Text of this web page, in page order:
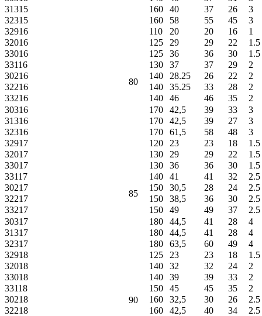
31315
160 40 37 26
3
32315
160 58 55 45
3
32916
80
110 20 20 16
1
32016
125 29 29 22
1.5
33016
125 36 36 30
1.5
33116
130 37 37 29
2
30216
140 28.25 26 22
2
32216
140 35.25 33 28
2
33216
140 46 46 35
2
30316
170 42,5 39 33
3
31316
170 42,5 39 27
3
32316
170 61,5 58 48
3
32917
85
120 23 23 18
1.5
32017
130 29 29 22
1.5
33017
130 36 36 30
1.5
33117
140 41 41 32
2.5
30217
150 30,5 28 24
2.5
32217
150 38,5 36 30
2.5
33217
150 49 49 37
2.5
30317
180 44,5 41 28
4
31317
180 44,5 41 28
4
32317
180 63,5 60 49
4
32918
90
125 23 23 18
1.5
32018
140 32 32 24
2
33018
140 39 39 33
2
33118
150 45 45 35
2
30218
160 32,5 30 26
2.5
32218
160 42,5 40 34
2.5